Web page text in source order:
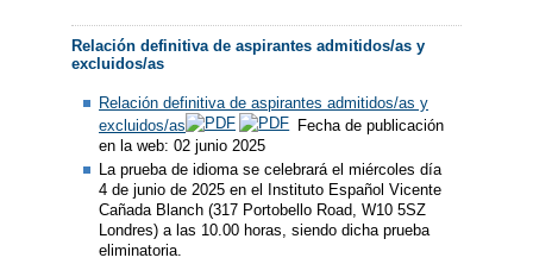
Relación definitiva de aspirantes admitidos/as y
excluidos/as
Relación definitiva de aspirantes admitidos/as y
excluidos/as
Fecha de publicación
en la web: 02 junio 2025
La prueba de idioma se celebrará el miércoles día
4 de junio de 2025 en el Instituto Español Vicente
Cañada Blanch (317 Portobello Road, W10 5SZ
Londres) a las 10.00 horas, siendo dicha prueba
eliminatoria.